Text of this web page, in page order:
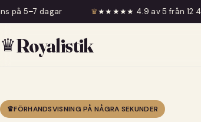
♛★★★★★ 4.9 av 5 från 12 400 kunder
♛Royalistik
♛FÖRHANDSVISNING PÅ NÅGRA SEKUNDER